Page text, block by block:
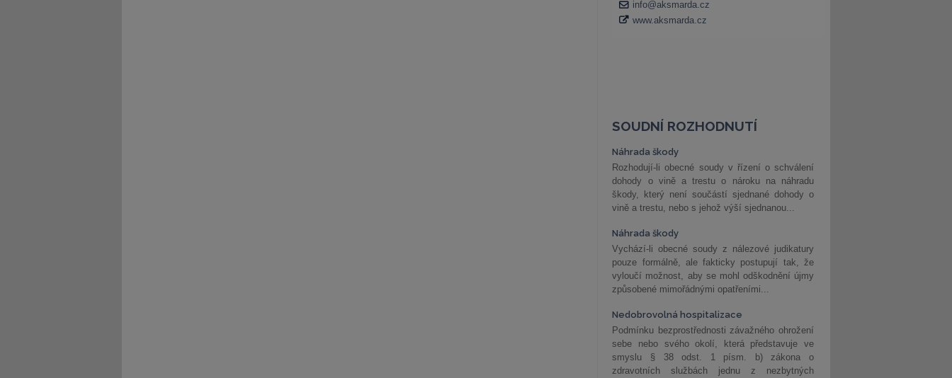
SOUDNÍ ROZHODNUTÍ
Náhrada škody
Rozhodují-li obecné soudy v řízení o schválení
dohody o vině a trestu o nároku na náhradu
škody, který není součástí sjednané dohody o
vině a trestu, nebo s jehož výší sjednanou...
Náhrada škody
Vychází-li obecné soudy z nálezové judikatury
pouze formálně, ale fakticky postupují tak, že
vyloučí možnost, aby se mohl odškodnění újmy
způsobené mimořádnými opatřeními...
Nedobrovolná hospitalizace
Podmínku bezprostřednosti závažného ohrožení
sebe nebo svého okolí, která představuje ve
smyslu § 38 odst. 1 písm. b) zákona o
zdravotních službách jednu z nezbytných